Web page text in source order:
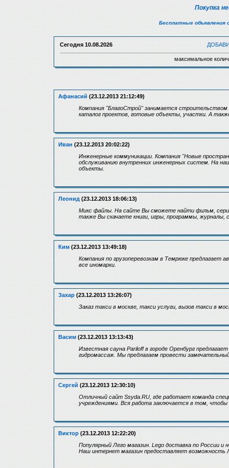
Покупка
Бесплатные объявления
Сегодня 10.08.2026
максимальное
Афанасий (23.12.2013 21:12:49)
Компания "БлагоСтрой" занимается
каталог проектов, готовые объекты, участки. А
Иван (23.12.2013 20:02:22)
Инженерные коммуникации. Компания "Новые
обслуживанию внутренних инженерных систем. На
объекты.
Леонид (23.12.2013 18:06:13)
Микс файлы. На сайте Вы сможете найти фильм,
также Вы скачаете книги, игры, программы, журналы,
Ким (23.12.2013 13:49:18)
Компания по грузоперевозкам в Темрюке предлагает
все иномарки.
Захар (23.12.2013 13:26:07)
Заказ такси в москве, такси услуги, вызов такси в
Васим (23.12.2013 13:13:43)
Известная сауна Pariloff в городе Оренбург
гидромассаж. Мы предлагаем провести
Сергей (23.12.2013 12:30:10)
Отличный сайт Ssyda.RU, где работает команда
учреждениями. Вся работа заключается в том, чтобы
Виктор (23.12.2013 12:22:20)
Популярный Лего магазин. Lego доставка по России
Наш интернет магазин предоставляет возможность